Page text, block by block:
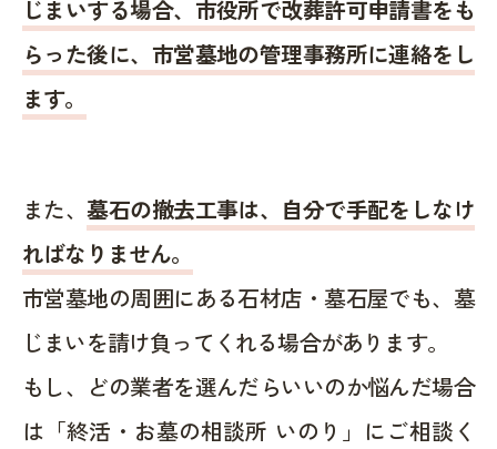
じまいする場合、市役所で改葬許可申請書をも
らった後に、市営墓地の管理事務所に連絡をし
ます。
また、墓石の撤去工事は、自分で手配をしなけ
ればなりません。
市営墓地の周囲にある石材店・墓石屋でも、墓
じまいを請け負ってくれる場合があります。
もし、どの業者を選んだらいいのか悩んだ場合
は「終活・お墓の相談所 いのり」にご相談く